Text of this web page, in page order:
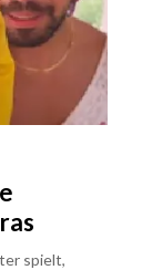
spielt,